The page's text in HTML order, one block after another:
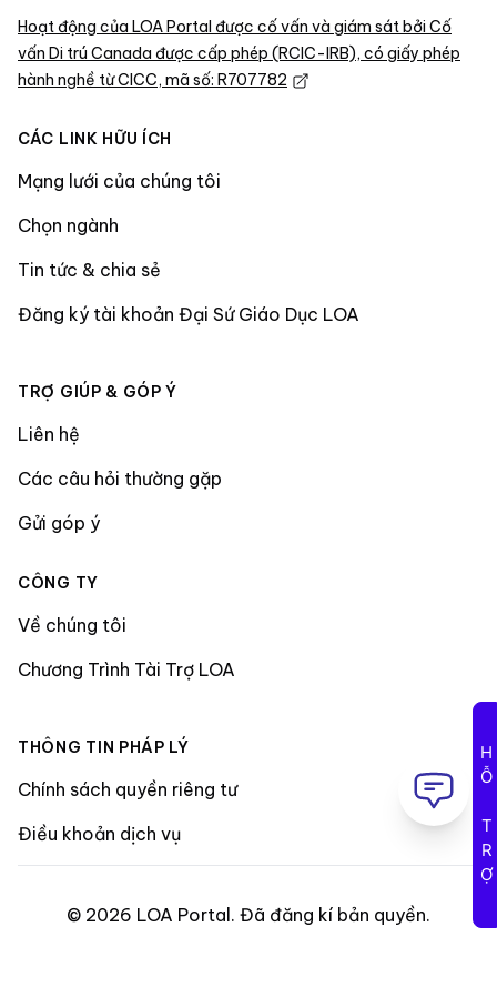
Hoạt động của LOA Portal được cố vấn và giám sát bởi Cố
vấn Di trú Canada được cấp phép (RCIC-IRB), có giấy phép
hành nghề từ CICC, mã số: R707782
CÁC LINK HỮU ÍCH
Mạng lưới của chúng tôi
Chọn ngành
Tin tức & chia sẻ
Đăng ký tài khoản Đại Sứ Giáo Dục LOA
TRỢ GIÚP & GÓP Ý
Liên hệ
Các câu hỏi thường gặp
Gửi góp ý
CÔNG TY
Về chúng tôi
Chương Trình Tài Trợ LOA
THÔNG TIN PHÁP LÝ
Chính sách quyền riêng tư
Điều khoản dịch vụ
© 2026 LOA Portal . Đã đăng kí bản quyền.
HỖ TRỢ